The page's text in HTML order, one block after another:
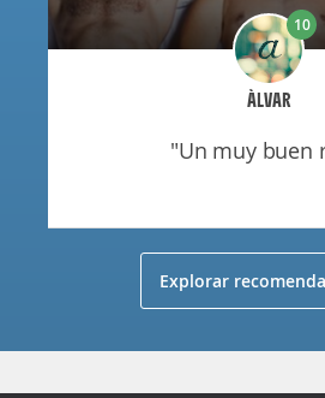
ÀLVAR
10
"un muy buen
Explorar